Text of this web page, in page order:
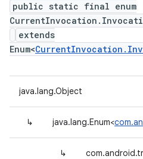
public static final enum
extends
Enum<
java.lang.Object
↳ java.lang.Enum<
↳